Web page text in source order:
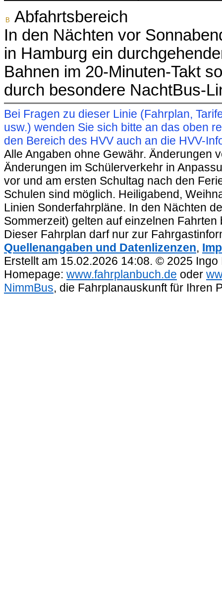
B
Abfahrtsbereich
In den Nächten vor
in Hamburg ein
Bahnen im 20-Minuten-Takt
durch besondere NachtBus-
Bei Fragen zu dieser Linie (Fahrplan,
usw.) wenden Sie sich bitte an das oben
den Bereich des HVV auch an die HVV-
Alle Angaben ohne Gewähr. Änderungen
Änderungen im Schülerverkehr in
vor und am ersten Schultag nach den
Schulen sind möglich. Heiligabend,
Linien Sonderfahrpläne. In den Nächten
Sommerzeit) gelten auf einzelnen
Dieser Fahrplan darf nur zur
Quellenangaben und Datenlizenzen,
Erstellt am 15.02.2026 14:08. © 2025
Homepage: www.fahrplanbuch.de oder
NimmBus, die Fahrplanauskunft für Ihren